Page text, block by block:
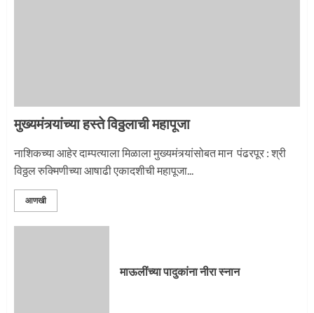
मुख्यमंत्र्यांच्या हस्ते विठ्ठलाची महापूजा
नाशिकच्या आहेर दाम्पत्याला मिळाला मुख्यमंत्र्यांसोबत मान पंढरपूर : श्री
विठ्ठल रुक्मिणीच्या आषाढी एकादशीची महापूजा...
आणखी
माऊलींच्या पादुकांना नीरा स्नान